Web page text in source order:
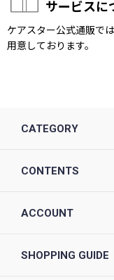
サービスに
ケアスター公式通販で
用意しております。
CATEGORY
CONTENTS
ACCOUNT
SHOPPING GUIDE